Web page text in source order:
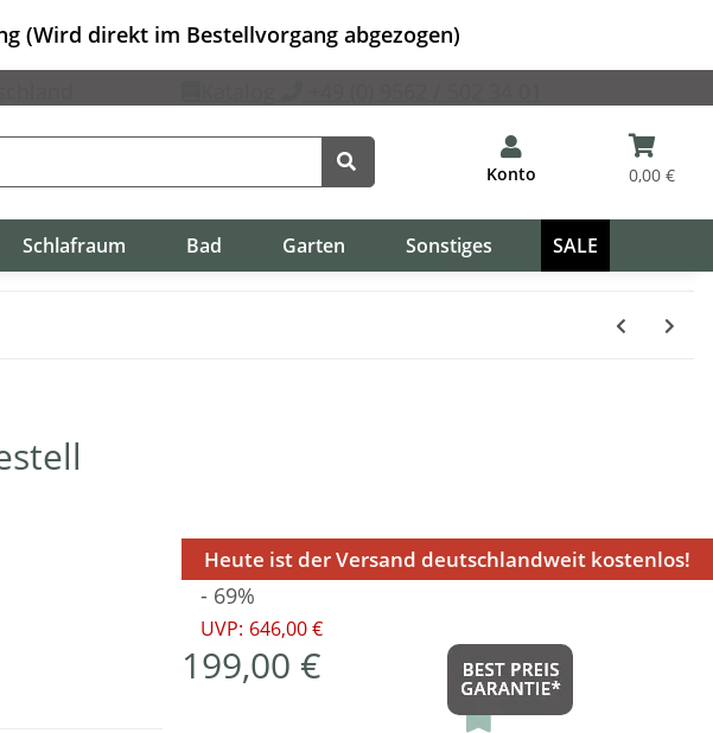
(Wird direkt im Bestellvorgang abgezogen)
Konto 0,00 €
Schlafraum Bad Garten Sonstiges SALE
Heute ist der Versand deutschlandweit kostenlos!
- 69%
UVP: 646,00 €
199,00 €